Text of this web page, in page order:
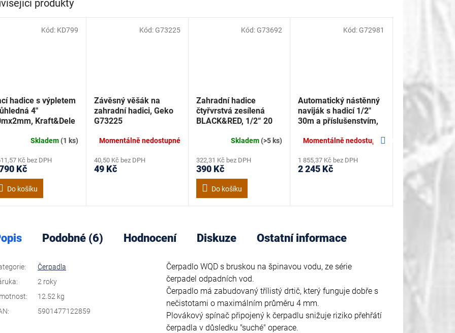
produkty
hadice s výpletem
4"
Kraft&Dele
Skladem(1 ks)
Kč bez DPH
Kč
Do košíku
Kód: KD799
Závěsný věšák na
zahradní hadici, Geko
G73225
Momentálně nedostupné
40,50 Kč bez DPH
49 Kč
Kód: G73225
Zahradní hadice
čtyřvrstvá zesílená
BLACK&RED, 1/2“ 20
Skladem(>5 ks)
322,31 Kč bez DPH
390 Kč
Do košíku
Kód: G73692
Automatický nástěnný
naviják s hadicí 1/2"
30m a příslušenstvím,
Momentálně nedostupné
1 855,37 Kč bez DPH
2 245 Kč
Kód: G72981
produkt
Podobné (6) Hodnocení Diskuze Ostatní informace
Čerpadlo WQD s bruskou na špinavou vodu, ze série
čerpadel odpadních vod.
Čerpadlo má zabudovaný třílistý drtič, který funguje dobře s
nečistotami o maximálním průměru 4 mm.
Plovákový spínač připojený k čerpadlu snižuje riziko přehřátí
čerpadla v důsledku "suché" operace.
:
Čerpadla
:
2 roky
:
12.52 kg
: 5901477122859